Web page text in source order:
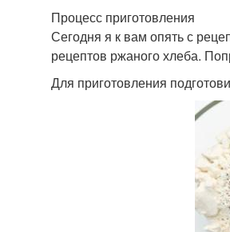
Процесс приготовления
Сегодня я к вам опять с
рецептов ржаного хлеба.
Для приготовления